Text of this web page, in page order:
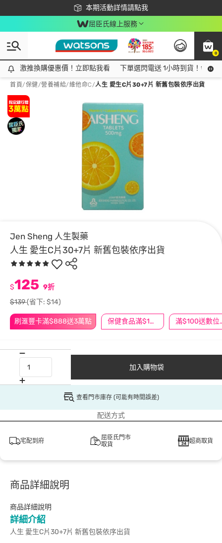
本期活動詳情請點我
下載app最高回饋$350
屈臣氏線上服務
0
激推換購優惠價！立即點我看
激推換購優惠價！立即點我看 下單選閃電送 1小時到貨！領神
首頁/保健/營養補給/維他命C/人生 愛生C片30+7片 新舊包裝依序出貨
Jen Sheng 人生製藥
人生 愛生C片30+7片 新舊包裝依序出貨
刷滙豐卡滿$888送3萬點 保健食品滿$1200送$100 滿
$125 9折
$139(省下: $14)
加入購物袋
查看門市庫存 (可能有時間誤差)
配送方式
宅配到府
屈臣氏門市
取貨
超商取貨
商品詳細說明
商品詳細說明
詳細介紹
人生 愛生C片30+7片 新舊包裝依序出貨